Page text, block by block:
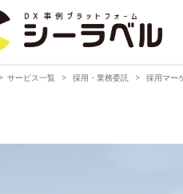
サービス一覧 採用・業務委託 採用マー